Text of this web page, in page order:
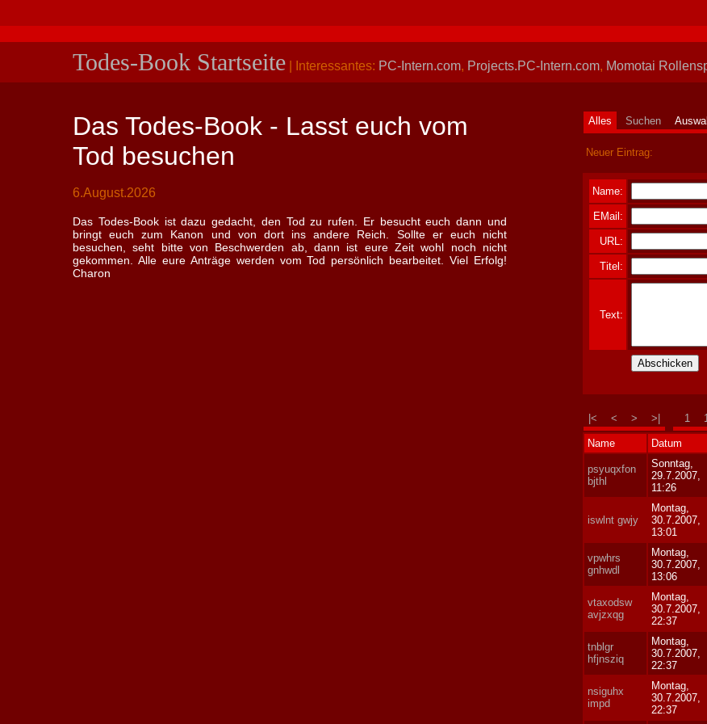
Todes-Book Startseite | Interessantes: PC-Intern.com, Projects.PC-Intern.com, Momotai
Das Todes-Book - Lasst euch vom
Tod besuchen
6.August.2026
Das Todes-Book ist dazu gedacht, den Tod zu rufen. Er besucht euch dann und
bringt euch zum Kanon und von dort ins andere Reich. Sollte er euch nicht
besuchen, seht bitte von Beschwerden ab, dann ist eure Zeit wohl noch nicht
gekommen. Alle eure Anträge werden vom Tod persönlich bearbeitet. Viel Erfolg!
Charon
Alles Suchen
Neuer Eintrag:
Name:
EMail:
URL:
Titel:
Text:
|< < > >| 1
Name Datum
psyuqxfon
bjthl
Sonntag,
29.7.2007,
11:26
iswlnt gwjy
Montag,
30.7.2007,
13:01
vpwhrs
gnhwdl
Montag,
30.7.2007,
13:06
vtaxodsw
avjzxqg
Montag,
30.7.2007,
22:37
tnblgr
hfjnsziq
Montag,
30.7.2007,
22:37
nsiguhx
impd
Montag,
30.7.2007,
22:37